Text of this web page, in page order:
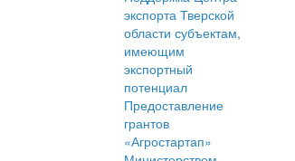
экспорта Тверской
области субъектам,
имеющим
экспортный
потенциал
Предоставление
грантов
«Агростартап»